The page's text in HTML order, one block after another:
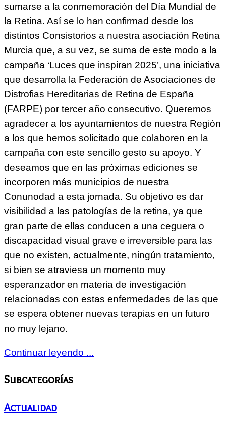
sumarse a la conmemoración del Día Mundial de
la Retina. Así se lo han confirmad desde los
distintos Consistorios a nuestra asociación Retina
Murcia que, a su vez, se suma de este modo a la
campaña ‘Luces que inspiran 2025’, una iniciativa
que desarrolla la Federación de Asociaciones de
Distrofias Hereditarias de Retina de España
(FARPE) por tercer año consecutivo. Queremos
agradecer a los ayuntamientos de nuestra Región
a los que hemos solicitado que colaboren en la
campaña con este sencillo gesto su apoyo. Y
deseamos que en las próximas ediciones se
incorporen más municipios de nuestra
Conunodad a esta jornada. Su objetivo es dar
visibilidad a las patologías de la retina, ya que
gran parte de ellas conducen a una ceguera o
discapacidad visual grave e irreversible para las
que no existen, actualmente, ningún tratamiento,
si bien se atraviesa un momento muy
esperanzador en materia de investigación
relacionadas con estas enfermedades de las que
se espera obtener nuevas terapias en un futuro
no muy lejano.
Continuar leyendo ...
Subcategorías
Actualidad